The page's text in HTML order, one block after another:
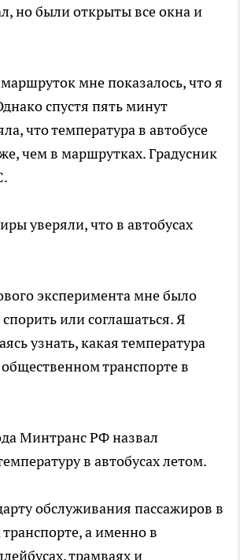
но были открыты все окна и
мне показалось, что я
спустя пять минут
что температура в автобусе
чем в маршрутках. Градусник
уверяли, что в автобусах
эксперимента мне было
или соглашаться. Я
узнать, какая температура
транспорте в
Минтранс РФ назвал
в автобусах летом.
обслуживания пассажиров в
а именно в
трамваях и